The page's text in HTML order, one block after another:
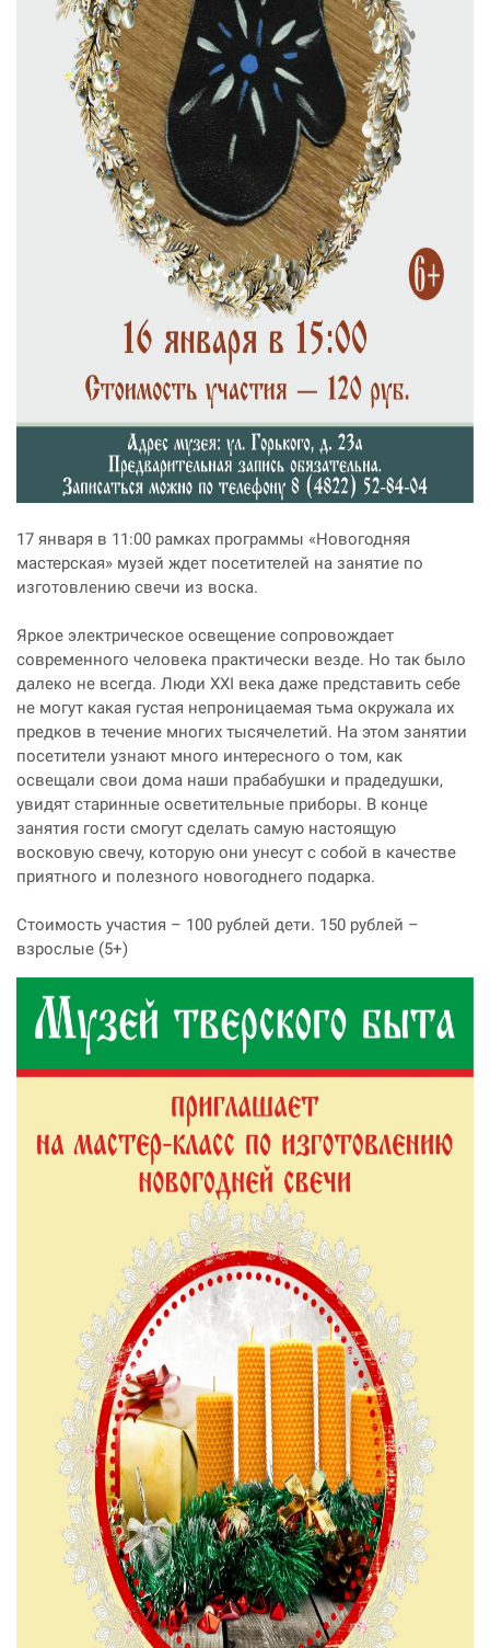
17 января в 11:00 рамках программы «Новогодняя
мастерская» музей ждет посетителей на занятие по
изготовлению свечи из воска.
Яркое электрическое освещение сопровождает
современного человека практически везде. Но так было
далеко не всегда. Люди XXI века даже представить себе
не могут какая густая непроницаемая тьма окружала их
предков в течение многих тысячелетий. На этом занятии
посетители узнают много интересного о том, как
освещали свои дома наши прабабушки и прадедушки,
увидят старинные осветительные приборы. В конце
занятия гости смогут сделать самую настоящую
восковую свечу, которую они унесут с собой в качестве
приятного и полезного новогоднего подарка.
Стоимость участия – 100 рублей дети. 150 рублей –
взрослые (5+)